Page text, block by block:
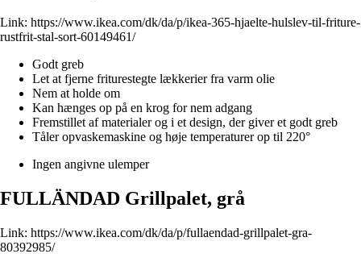
Link: https://www.ikea.com/dk/da/p/ikea-365-hjaelte-hulslev-til-friture-
rustfrit-stal-sort-60149461/
Godt greb
Let at fjerne friturestegte lækkerier fra varm olie
Nem at holde om
Kan hænges op på en krog for nem adgang
Fremstillet af materialer og i et design, der giver et godt greb
Tåler opvaskemaskine og høje temperaturer op til 220°
Ingen angivne ulemper
FULLÄNDAD Grillpalet, grå
Link: https://www.ikea.com/dk/da/p/fullaendad-grillpalet-gra-
80392985/